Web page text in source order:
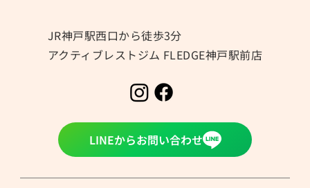
JR神戸駅西口から徒歩3分
アクティブレストジム FLEDGE神戸駅前店
LINEからお問い合わせ